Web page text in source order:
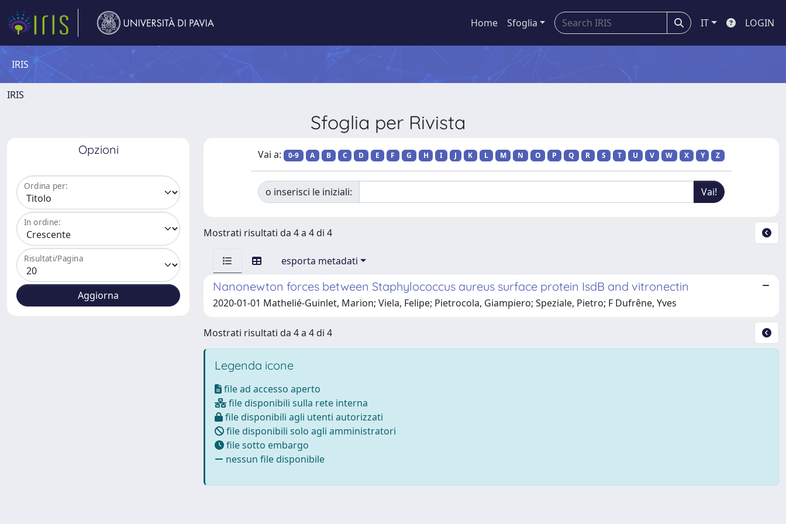
Home Sfoglia IT LOGIN
IRIS
IRIS
Sfoglia per Rivista
Opzioni
Ordina per:
In ordine:
Risultati/Pagina
Vai a: 0-9 A B C D E F G H I J K L M N O P Q R S T U V W X Y Z
o inserisci le iniziali:
Mostrati risultati da 4 a 4 di 4
esporta metadati
Nanonewton forces between Staphylococcus aureus surface protein IsdB and vitronectin
2020-01-01 Mathelié-Guinlet, Marion; Viela, Felipe; Pietrocola, Giampiero; Speziale, Pietro; F Dufrêne, Yves
Mostrati risultati da 4 a 4 di 4
Legenda icone
file ad accesso aperto
file disponibili sulla rete interna
file disponibili agli utenti autorizzati
file disponibili solo agli amministratori
file sotto embargo
nessun file disponibile